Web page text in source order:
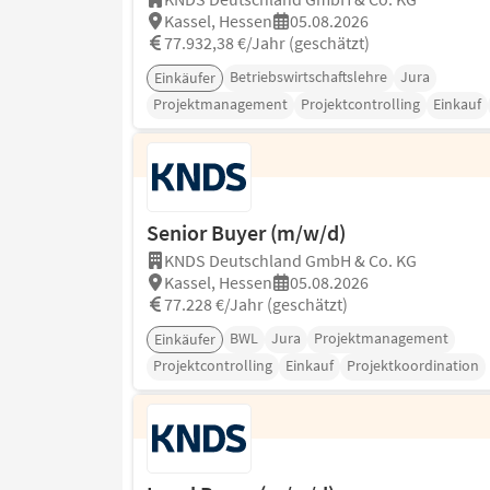
Kassel, Hessen
05.08.2026
77.932,38 €/Jahr (geschätzt)
Einkäufer Betriebswirtschaftslehre
Jura
Projektmanagement
Projektcontrolling Einkauf
Senior Buyer (m/w/d)
KNDS Deutschland GmbH & Co. KG
Kassel, Hessen
05.08.2026
77.228 €/Jahr (geschätzt)
Einkäufer BWL Jura
Projektmanagement
Projektcontrolling
Einkauf Projektkoordination